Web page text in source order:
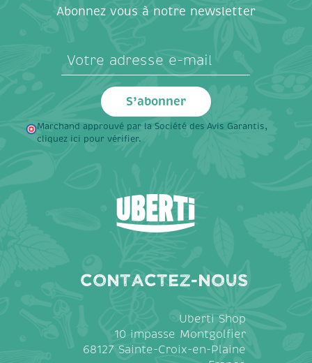
Abonnez vous à notre newsletter
Marchand approuvé par la Société des Avis Garantis,
cliquez ici pour vérifier.
Contactez-nous
Uberti Shop
10 impasse Montgolfier
68127 Sainte-Croix-en-Plaine